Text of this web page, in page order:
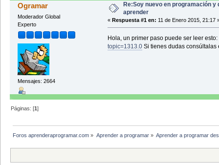
Ogramar
Moderador Global
Experto
Mensajes: 2664
Re:Soy nuevo en programación y
aprender
« Respuesta #1 en: 11 de Enero 2015, 21:17
Hola, un primer paso puede ser leer esto:
topic=1313.0Si tienes dudas consúltalas
Páginas: [1]
Foros aprenderaprogramar.com » Aprender a programar» Aprender a programar